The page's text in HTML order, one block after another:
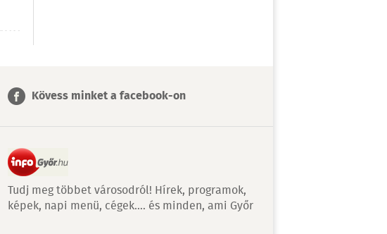
Kövess minket a facebook-on
Tudj meg többet városodról! Hírek, programok,
képek, napi menü, cégek…. és minden, ami Győr